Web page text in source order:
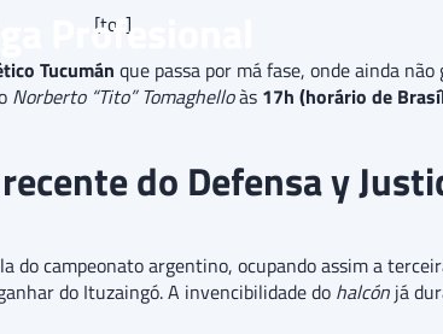
Liga Profesional
[toc]
Tucumán que passa por má fase, onde ainda
Norberto “Tito” Tomaghelloàs 17h (horário de
do Defensa y
do campeonato argentino, ocupando assim a
do Ituzaingó. A invencibilidade do halcón já